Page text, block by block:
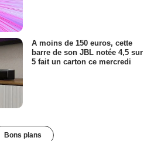
A moins de 150 euros, cette
barre de son JBL notée 4,5 sur
5 fait un carton ce mercredi
Bons plans